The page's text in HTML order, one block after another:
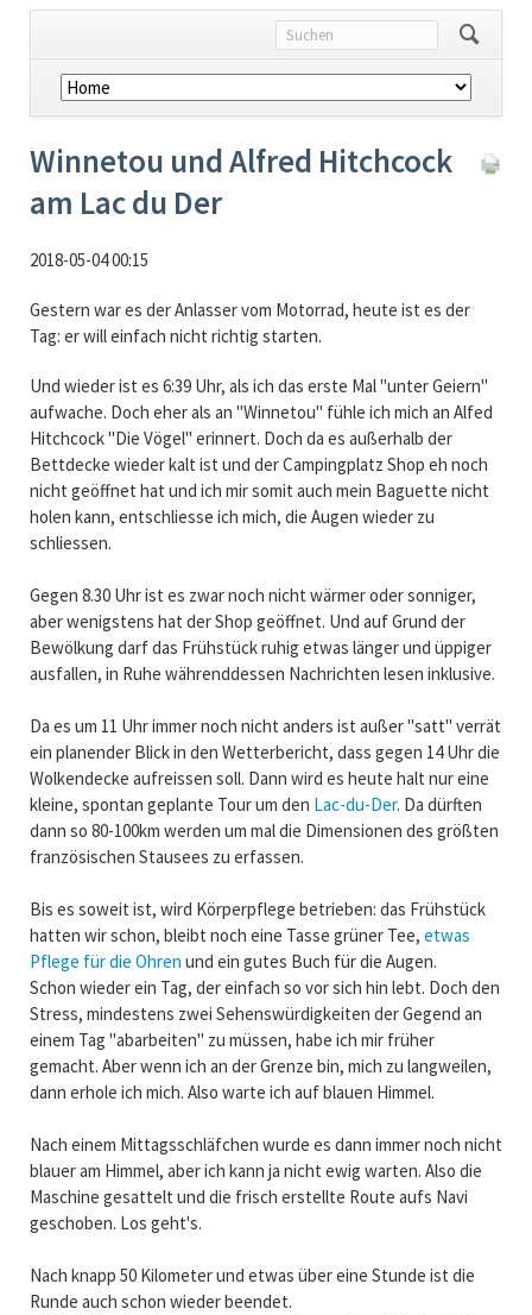
Navigation
überspringen
Winnetou und Alfred Hitchcock
am Lac du Der
2018-05-04 00:15
Gestern war es der Anlasser vom Motorrad, heute ist es der
Tag: er will einfach nicht richtig starten.
Und wieder ist es 6:39 Uhr, als ich das erste Mal "unter Geiern"
aufwache. Doch eher als an "Winnetou" fühle ich mich an Alfed
Hitchcock "Die Vögel" erinnert. Doch da es außerhalb der
Bettdecke wieder kalt ist und der Campingplatz Shop eh noch
nicht geöffnet hat und ich mir somit auch mein Baguette nicht
holen kann, entschliesse ich mich, die Augen wieder zu
schliessen.
Gegen 8.30 Uhr ist es zwar noch nicht wärmer oder sonniger,
aber wenigstens hat der Shop geöffnet. Und auf Grund der
Bewölkung darf das Frühstück ruhig etwas länger und üppiger
ausfallen, in Ruhe währenddessen Nachrichten lesen inklusive.
Da es um 11 Uhr immer noch nicht anders ist außer "satt" verrät
ein planender Blick in den Wetterbericht, dass gegen 14 Uhr die
Wolkendecke aufreissen soll. Dann wird es heute halt nur eine
kleine, spontan geplante Tour um den Lac-du-Der. Da dürften
dann so 80-100km werden um mal die Dimensionen des größten
französischen Stausees zu erfassen.
Bis es soweit ist, wird Körperpflege betrieben: das Frühstück
hatten wir schon, bleibt noch eine Tasse grüner Tee, etwas
Pflege für die Ohren und ein gutes Buch für die Augen.
Schon wieder ein Tag, der einfach so vor sich hin lebt. Doch den
Stress, mindestens zwei Sehenswürdigkeiten der Gegend an
einem Tag "abarbeiten" zu müssen, habe ich mir früher
gemacht. Aber wenn ich an der Grenze bin, mich zu langweilen,
dann erhole ich mich. Also warte ich auf blauen Himmel.
Nach einem Mittagsschläfchen wurde es dann immer noch nicht
blauer am Himmel, aber ich kann ja nicht ewig warten. Also die
Maschine gesattelt und die frisch erstellte Route aufs Navi
geschoben. Los geht's.
Nach knapp 50 Kilometer und etwas über eine Stunde ist die
Runde auch schon wieder beendet.